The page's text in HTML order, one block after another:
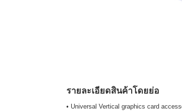
รายละเอียดสินค้าโดยย่อ
• Universal Vertical graphics card